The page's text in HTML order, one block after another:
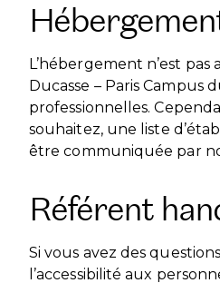
L’hébergement n’est pas
Ducasse – Paris Campus
professionnelles.
souhaitez, une liste
être communiquée par
Référent
Si vous avez des
l’accessibilité aux